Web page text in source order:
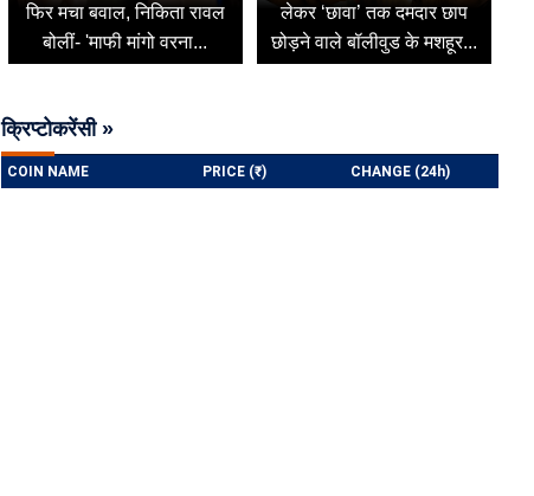
फिर मचा बवाल, निकिता रावल
बोलीं- 'माफी मांगो वरना...
लेकर ‘छावा’ तक दमदार छाप
छोड़ने वाले बॉलीवुड के मशहूर...
क्रिप्टोकरेंसी »